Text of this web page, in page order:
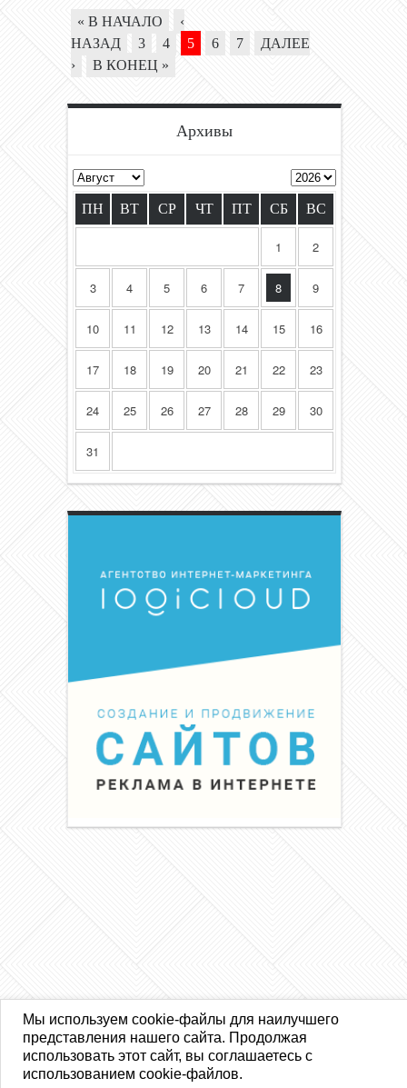
« В НАЧАЛО
‹
НАЗАД
3 4 5 6 7
ДАЛЕЕ
›
В КОНЕЦ »
Архивы
ПН ВТ СР ЧТ ПТ СБ ВС
1 2
3 4 5 6 7 8 9
10 11 12 13 14 15 16
17 18 19 20 21 22 23
24 25 26 27 28 29 30
31
Мы используем cookie-файлы для наилучшего
представления нашего сайта. Продолжая
использовать этот сайт, вы соглашаетесь с
использованием cookie-файлов.